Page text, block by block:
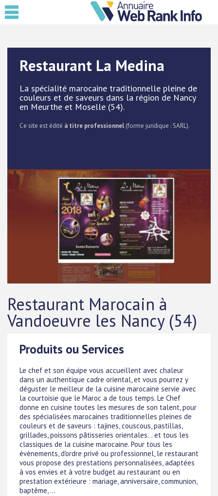
Restaurant La Medina
La spécialité marocaine traditionnelle pleine de
couleurs et de saveurs dans la région de Nancy
en Meurthe et Moselle (54).
Ce site est édité à titre professionnel (forme juridique : SARL).
Restaurant Marocain à
Vandoeuvre les Nancy (54)
Produits ou Services
Le chef et son équipe vous accueillent avec chaleur
dans un authentique cadre oriental, et vous pourrez y
déguster le meilleur de la cuisine marocaine servie avec
la courtoisie que le Maroc a de tous temps. Le Chef
donne en cuisine toutes les mesures de son talent, pour
des spécialisées marocaines traditionnelles pleines de
couleurs et de saveurs : tajines, couscous, pastillas,
grillades, poissons pâtisseries orientales... et tous les
classiques de la cuisine marocaine. Pour tous les
évènements, d'ordre privé ou professionnel, le restaurant
vous propose des prestations personnalisées, adaptées
à vos envies et à votre budget au restaurant ou en
prestation extérieure : mariage, anniversaire, communion,
baptême, ...